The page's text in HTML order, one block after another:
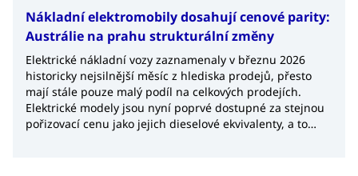
Nákladní elektromobily dosahují cenové parity:
Austrálie na prahu strukturální změny
Elektrické nákladní vozy zaznamenaly v březnu 2026
historicky nejsilnější měsíc z hlediska prodejů, přesto
mají stále pouze malý podíl na celkových prodejích.
Elektrické modely jsou nyní poprvé dostupné za stejnou
pořizovací cenu jako jejich dieselové ekvivalenty, a to